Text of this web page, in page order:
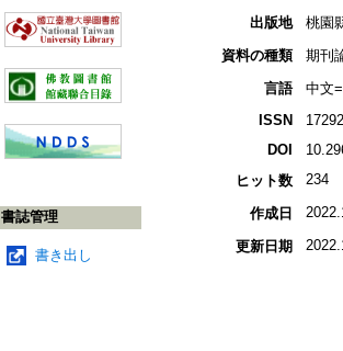
書誌管理
書き出し
出版地
桃園
資料の種類
期刊
言語
中文
ISSN
DOI
ヒット数
234
作成日
更新日期